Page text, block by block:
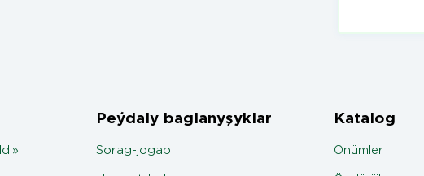
Peýdaly baglanyşyklar
Sorag-jogap
Katalog
Önümler